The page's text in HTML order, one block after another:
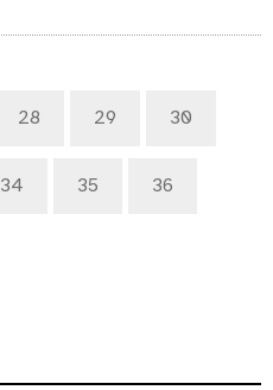
28 29 30
34 35 36